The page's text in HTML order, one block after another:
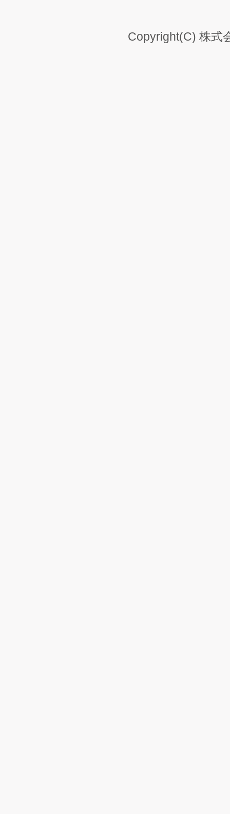
Copyright(C) 株式